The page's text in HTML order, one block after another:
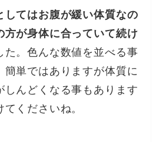
してはお腹が緩い体質なの
方が身体に合っていて続け
た。色んな数値を並べる事
簡単ではありますが体質に
しんどくなる事もあります
くださいね。